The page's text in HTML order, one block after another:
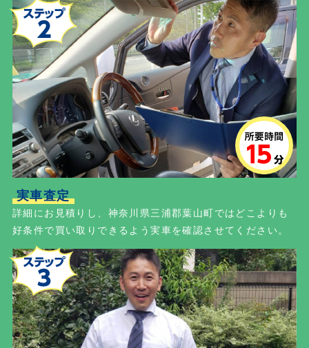
実車査定
詳細にお見積りし、神奈川県三浦郡葉山町ではどこよりも
好条件で買い取りできるよう実車を確認させてください。